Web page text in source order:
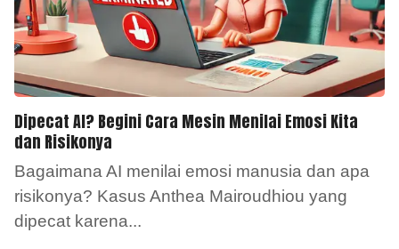
Dipecat AI? Begini Cara Mesin Menilai Emosi Kita
dan Risikonya
Bagaimana AI menilai emosi manusia dan apa
risikonya? Kasus Anthea Mairoudhiou yang
dipecat karena...